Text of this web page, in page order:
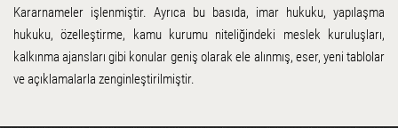
Kararnameler işlenmiştir. Ayrıca bu basıda, imar hukuku, yapılaşma
hukuku, özelleştirme, kamu kurumu niteliğindeki meslek kuruluşları,
kalkınma ajansları gibi konular geniş olarak ele alınmış, eser, yeni tablolar
ve açıklamalarla zenginleştirilmiştir.